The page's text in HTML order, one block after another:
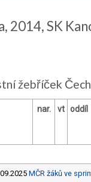
2014, SK
žebříček
nar. vt oddíl
MČR žáků ve